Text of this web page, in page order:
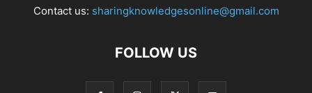
Contact us: sharingknowledgesonline@gmail.com
FOLLOW US